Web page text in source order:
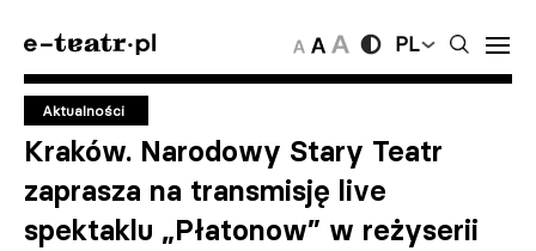
PL
Aktualności
Kraków. Narodowy Stary Teatr
zaprasza na transmisję live
spektaklu „Płatonow” w reżyserii